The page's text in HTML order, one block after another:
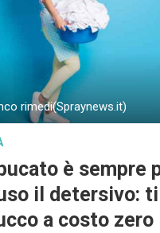
rimedi(Spraynews.it)
bucato è sempre
il detersivo: ti
a costo zero